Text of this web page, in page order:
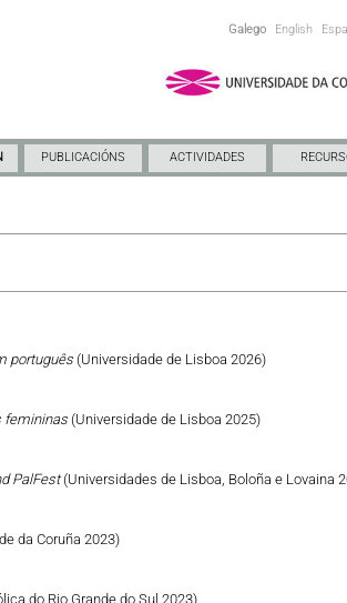
Galego English
PUBLICACIÓNS ACTIVIDADES
português (Universidade de Lisboa 2026)
femininas (Universidade de Lisboa 2025)
PalFest(Universidades de Lisboa, Boloña e Lovaina
da Coruña 2023)
do Rio Grande do Sul 2023)